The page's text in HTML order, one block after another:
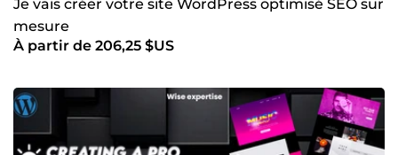
Je vais créer votre site WordPress optimisé SEO sur
mesure
À partir de 206,25 $US